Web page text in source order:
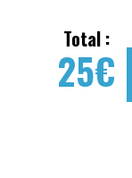
Total :
25€